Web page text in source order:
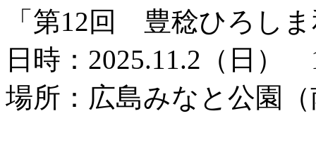
「第12回 豊稔ひろし
日時：2025.11.2（日）
場所：広島みなと公園